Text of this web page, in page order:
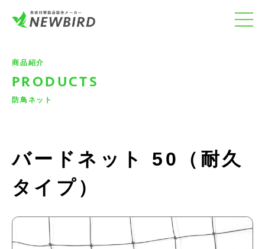
商品紹介
PRODUCTS
防鳥ネット
バードネット 50（耐久
タイプ）